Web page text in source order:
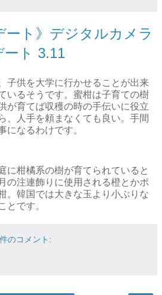
ート》デジタルカメラ
ト 3.11
子供を大学に行かせることが出来
いるそうです。蜜柑は子育ての樹
が育てば収穫の時の手伝いに役立
、人手を頼まなくても良い。手間
になるわけです。
に柑橘系の樹が育てられていると
の注連飾りに使用される橙とかポ
。韓国では大きな玉より小ぶりな
とです。
のコメント: